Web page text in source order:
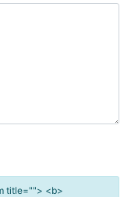
title=""> <b>